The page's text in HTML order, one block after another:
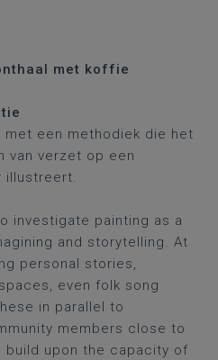
met koffie
een methodiek die het
van verzet op een
illustreert.
investigate painting as a
and storytelling. At
personal stories,
even folk song
in parallel to
members close to
build upon the capacity of